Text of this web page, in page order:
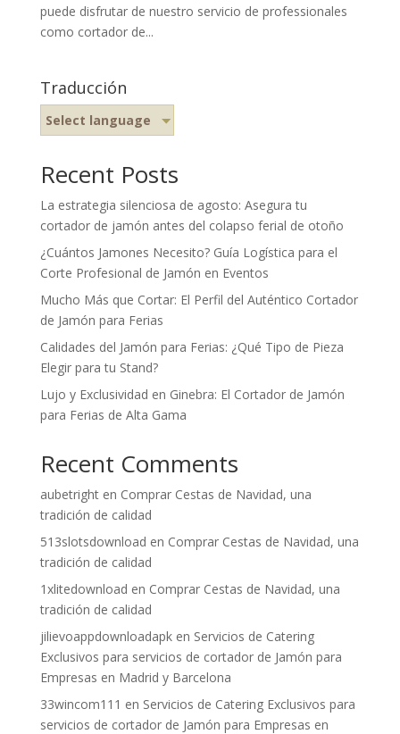
puede disfrutar de nuestro servicio de professionales
como cortador de...
Traducción
Select language
Recent Posts
La estrategia silenciosa de agosto: Asegura tu
cortador de jamón antes del colapso ferial de otoño
¿Cuántos Jamones Necesito? Guía Logística para el
Corte Profesional de Jamón en Eventos
Mucho Más que Cortar: El Perfil del Auténtico Cortador
de Jamón para Ferias
Calidades del Jamón para Ferias: ¿Qué Tipo de Pieza
Elegir para tu Stand?
Lujo y Exclusividad en Ginebra: El Cortador de Jamón
para Ferias de Alta Gama
Recent Comments
aubetrighten Comprar Cestas de Navidad, una
tradición de calidad
513slotsdownload en Comprar Cestas de Navidad, una
tradición de calidad
1xlitedownload en Comprar Cestas de Navidad, una
tradición de calidad
jilievoappdownloadapken Servicios de Catering
Exclusivos para servicios de cortador de Jamón para
Empresas en Madrid y Barcelona
33wincom111 en Servicios de Catering Exclusivos para
servicios de cortador de Jamón para Empresas en